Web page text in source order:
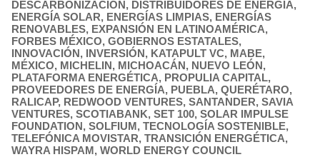
DESCARBONIZACIÓN, DISTRIBUIDORES DE ENERGÍA,
ENERGÍA SOLAR, ENERGÍAS LIMPIAS, ENERGÍAS
RENOVABLES, EXPANSIÓN EN LATINOAMÉRICA,
FORBES MÉXICO, GOBIERNOS ESTATALES,
INNOVACIÓN, INVERSIÓN, KATAPULT VC, MABE,
MÉXICO, MICHELIN, MICHOACÁN, NUEVO LEÓN,
PLATAFORMA ENERGÉTICA, PROPULIA CAPITAL,
PROVEEDORES DE ENERGÍA, PUEBLA, QUERÉTARO,
RALICAP, REDWOOD VENTURES, SANTANDER, SAVIA
VENTURES, SCOTIABANK, SET 100, SOLAR IMPULSE
FOUNDATION, SOLFIUM, TECNOLOGÍA SOSTENIBLE,
TELEFÓNICA MOVISTAR, TRANSICIÓN ENERGÉTICA,
WAYRA HISPAM, WORLD ENERGY COUNCIL